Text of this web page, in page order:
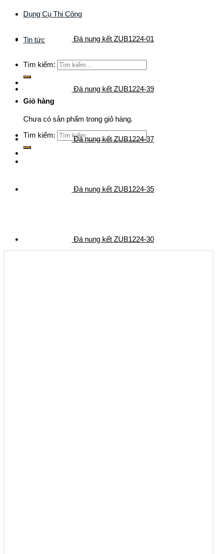
Dụng Cụ Thi Công
Tin tức
Tìm kiếm:
Giỏ hàng
Chưa có sản phẩm trong giỏ hàng.
Tìm kiếm:
Đá nung kết ZUB1224-01
Đá nung kết ZUB1224-39
Đá nung kết ZUB1224-37
Đá nung kết ZUB1224-35
Đá nung kết ZUB1224-30